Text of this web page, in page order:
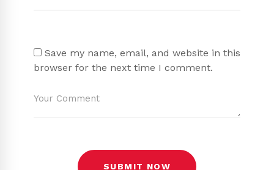
Save my name, email, and website in this
browser for the next time I comment.